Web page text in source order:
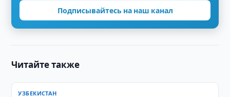
Подписывайтесь на наш канал
Читайте также
УЗБЕКИСТАН